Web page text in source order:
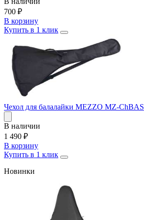
700 ₽
В корзину
Купить в 1 клик
Чехол для балалайки MEZZO MZ-ChBAS
В наличии
1 490 ₽
В корзину
Купить в 1 клик
Новинки